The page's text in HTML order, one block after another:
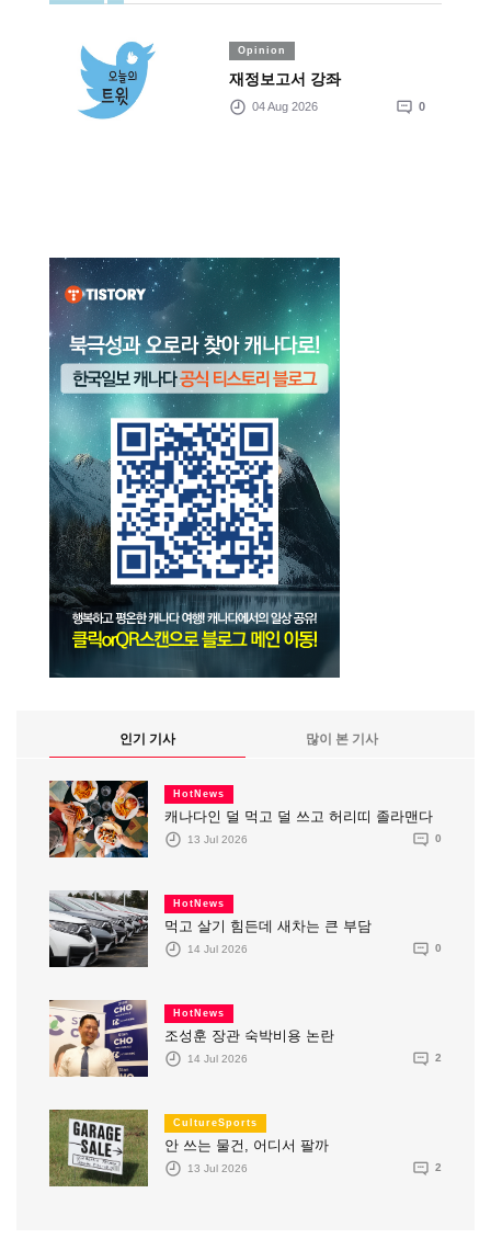
Opinion
재정보고서 강좌
04 Aug 2026 0
인기 기사 많이 본 기사
HotNews
캐나다인 덜 먹고 덜 쓰고 허리띠 졸라맨다
13 Jul 2026 0
HotNews
먹고 살기 힘든데 새차는 큰 부담
14 Jul 2026 0
HotNews
조성훈 장관 숙박비용 논란
14 Jul 2026 2
CultureSports
안 쓰는 물건, 어디서 팔까
13 Jul 2026 2